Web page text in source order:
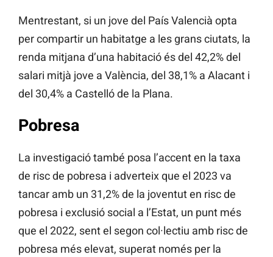
Mentrestant, si un jove del País Valencià opta
per compartir un habitatge a les grans ciutats, la
renda mitjana d’una habitació és del 42,2% del
salari mitjà jove a València, del 38,1% a Alacant i
del 30,4% a Castelló de la Plana.
Pobresa
La investigació també posa l’accent en la taxa
de risc de pobresa i adverteix que el 2023 va
tancar amb un 31,2% de la joventut en risc de
pobresa i exclusió social a l’Estat, un punt més
que el 2022, sent el segon col·lectiu amb risc de
pobresa més elevat, superat només per la